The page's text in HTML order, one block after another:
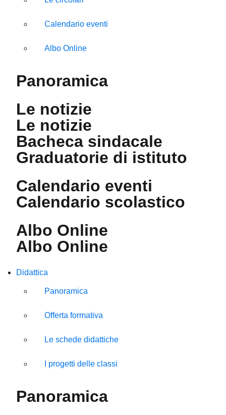
Calendario eventi
Albo Online
Panoramica
Le notizie
Le notizie
Bacheca sindacale
Graduatorie di istituto
Calendario eventi
Calendario scolastico
Albo Online
Albo Online
Didattica
Panoramica
Offerta formativa
Le schede didattiche
I progetti delle classi
Panoramica